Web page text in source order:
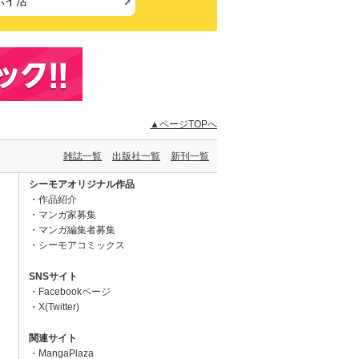
▲ページTOPへ
雑誌一覧 出版社一覧 新刊一覧
シーモアオリジナル作品
作品紹介
マンガ家募集
マンガ編集者募集
シーモアコミックス
SNSサイト
Facebookページ
X(Twitter)
関連サイト
MangaPlaza